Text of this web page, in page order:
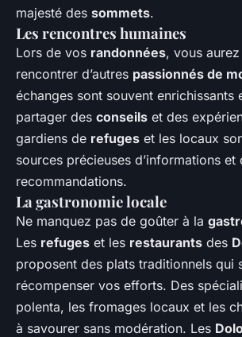
majesté des sommets.
Les rencontres humaines
Lors de vos randonnées, vous
rencontrer d’autres passionnés de
échanges sont souvent enrichissants
partager des conseils et des
gardiens de refuges et les locaux
sources précieuses d’informations et
recommandations.
La gastronomie locale
Ne manquez pas de goûter à la
Les refuges et les restaurants des
proposent des plats traditionnels qui
récompenser vos efforts. Des
polenta, les fromages locaux et les
à savourer sans modération. Les